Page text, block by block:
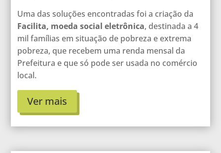
Uma das soluções encontradas foi a criação da
Facilita, moeda social eletrônica, destinada a 4
mil famílias em situação de pobreza e extrema
pobreza, que recebem uma renda mensal da
Prefeitura e que só pode ser usada no comércio
local.
Ver mais